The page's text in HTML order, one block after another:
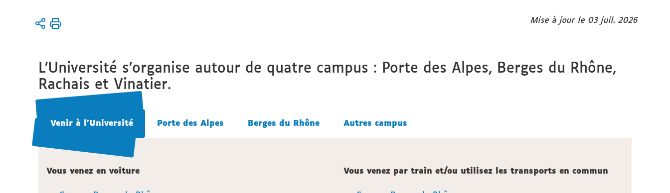
ici :
Mise à jour le 03 juil. 2026
L’Université s’organise autour de quatre campus : Porte des Alpes, Berges du Rhône,
Rachais et Vinatier.
Venir à l'Université
Venir à l'Université Porte des Alpes
Porte des Alpes Berges du Rhône
Berges du Rhône Autres campus
Autres campus
Vous venez en voiture Vous venez par train et/ou utilisez les transports en commun